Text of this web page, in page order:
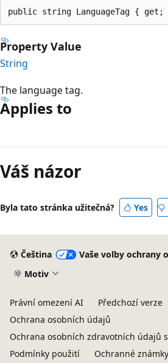
public string LanguageTag {
Property Value
String
The language tag.
Applies to
čtení
zakázán
Váš názor
Byla tato stránka užitečná? Yes
Čeština
Vaše volby ochrany
Motiv
Právní omezení AI Předchozí verze
Ochrana osobních údajů
Ochrana osobních zdravotních údajů
Podmínky použití
Ochranné známky